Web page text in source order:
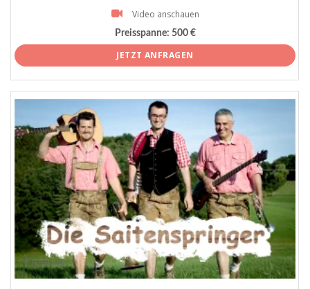
Video anschauen
Preisspanne: 500 €
JETZT ANFRAGEN
ProArtist